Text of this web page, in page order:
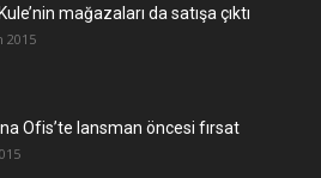
mağazaları da satışa çıktı
2015
Ofis’te lansman öncesi fırsat